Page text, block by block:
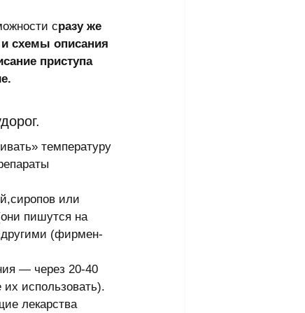
сразу же
схемы описания
приступа
температуру
или
пишутся на
другими (фирмен­­­
— через 20-40
использо­­­вать).
лекарства